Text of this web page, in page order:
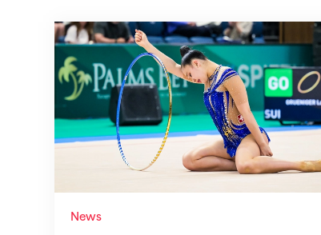
News
Nächster Halt: Weltmeisterschaft